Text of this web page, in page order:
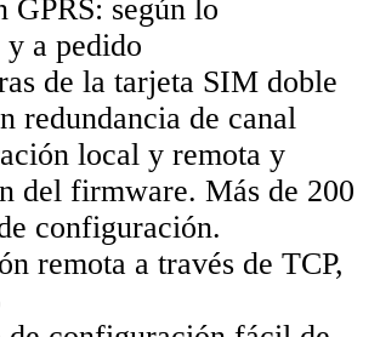
según lo
a pedido
de la tarjeta SIM doble
redundancia de canal
local y remota y
del firmware. Más de 200
configuración.
remota a través de TCP,